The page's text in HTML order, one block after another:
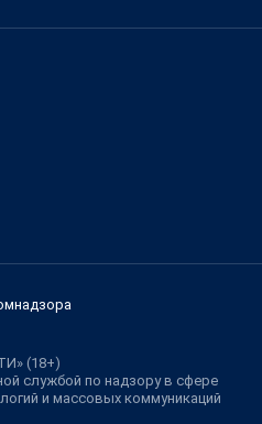
(18+)
службой по надзору в сфере
и массовых коммуникаций